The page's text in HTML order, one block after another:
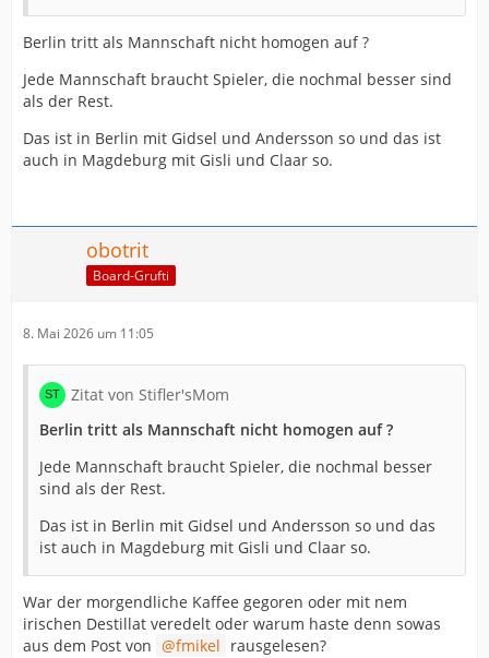
Berlin tritt als Mannschaft nicht homogen auf ?
Jede Mannschaft braucht Spieler, die nochmal besser sind
als der Rest.
Das ist in Berlin mit Gidsel und Andersson so und das ist
auch in Magdeburg mit Gisli und Claar so.
obotrit
Board-Grufti
8. Mai 2026 um 11:05
Zitat von Stifler'sMom
Berlin tritt als Mannschaft nicht homogen auf ?
Jede Mannschaft braucht Spieler, die nochmal besser
sind als der Rest.
Das ist in Berlin mit Gidsel und Andersson so und das
ist auch in Magdeburg mit Gisli und Claar so.
War der morgendliche Kaffee gegoren oder mit nem
irischen Destillat veredelt oder warum haste denn sowas
aus dem Post von
fmikel rausgelesen?